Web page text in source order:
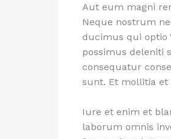
Aut eum magni
Neque nostrum
ducimus qui optio
possimus deleniti
consequatur
sunt. Et mollitia et
Iure et enim et
laborum omnis